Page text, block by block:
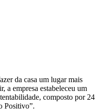
da casa um lugar mais
a empresa estabeleceu um
composto por 24
Positivo”.